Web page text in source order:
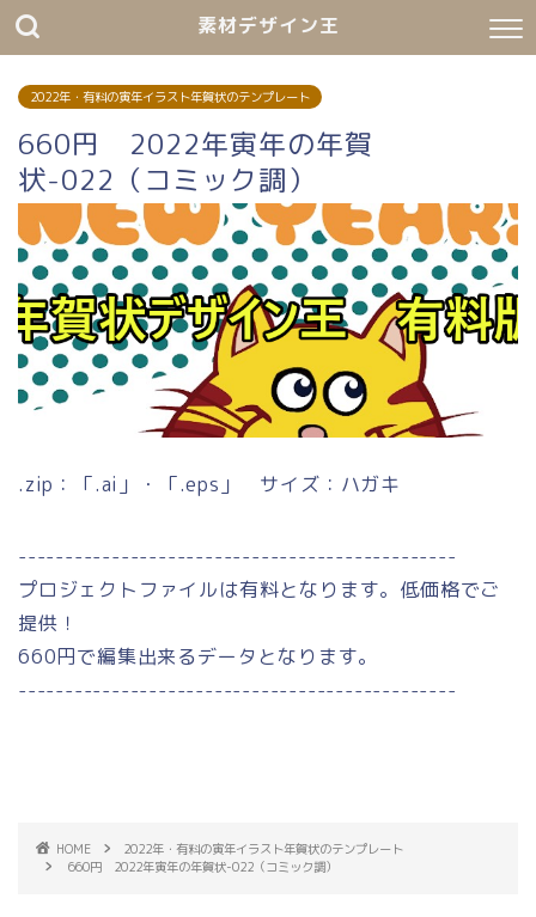
素材デザイン王
2022年・有料の寅年イラスト年賀状のテンプレート
660円 2022年寅年の年賀
状-022（コミック調）
.zip：「.ai」・「.eps」 サイズ：ハガキ
-----------------------------------------------
プロジェクトファイルは有料となります。低価格でご
提供！
660円で編集出来るデータとなります。
-----------------------------------------------
HOME
2022年・有料の寅年イラスト年賀状のテンプレート
660円 2022年寅年の年賀状-022（コミック調）